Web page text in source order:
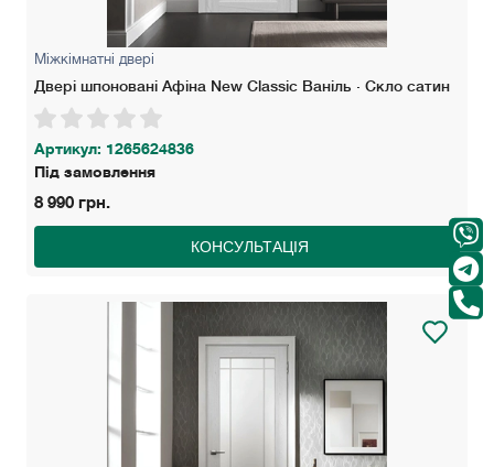
Міжкімнатні двері
Двері шпоновані Афіна New Classic Ваніль · Скло сатин
Артикул: 1265624836
Під замовлення
8 990 грн.
КОНСУЛЬТАЦІЯ